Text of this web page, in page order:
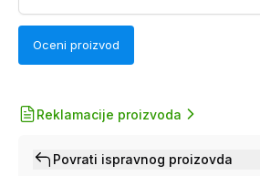
Oceni proizvod
Reklamacije proizvoda
Povrati ispravnog proizovda